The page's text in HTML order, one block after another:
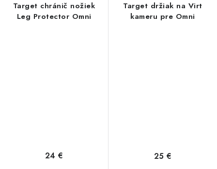
Target chránič nožiek
Leg Protector Omni
24 €
Target držiak na Virt
kameru pre Omni
25 €